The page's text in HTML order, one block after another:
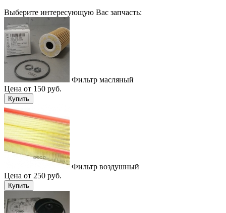
Выберите интересующую Вас запчасть:
Фильтр масляный
Цена от 150 руб.
Купить
Фильтр воздушный
Цена от 250 руб.
Купить